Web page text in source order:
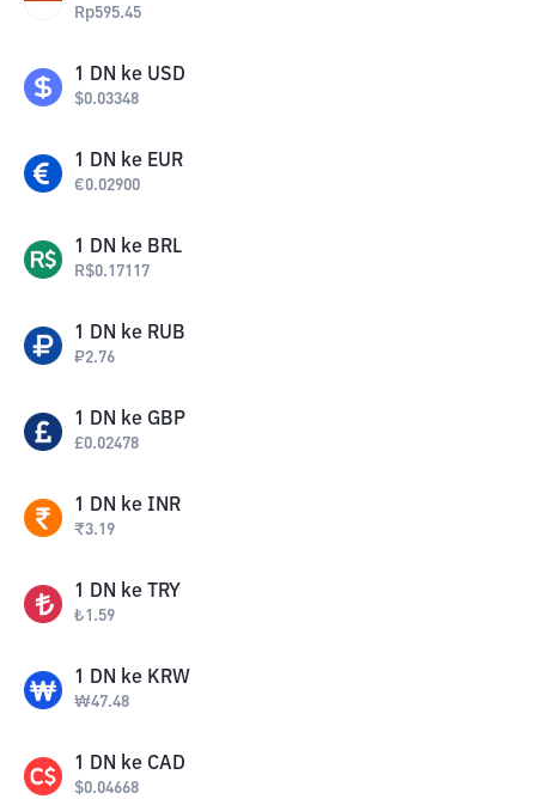
Rp595.45
1 DN ke USD
$0.03348
1 DN ke EUR
€0.02900
1 DN ke BRL
R$0.17117
1 DN ke RUB
₽2.76
1 DN ke GBP
£0.02478
1 DN ke INR
₹3.19
1 DN ke TRY
₺1.59
1 DN ke KRW
₩47.48
1 DN ke CAD
$0.04668